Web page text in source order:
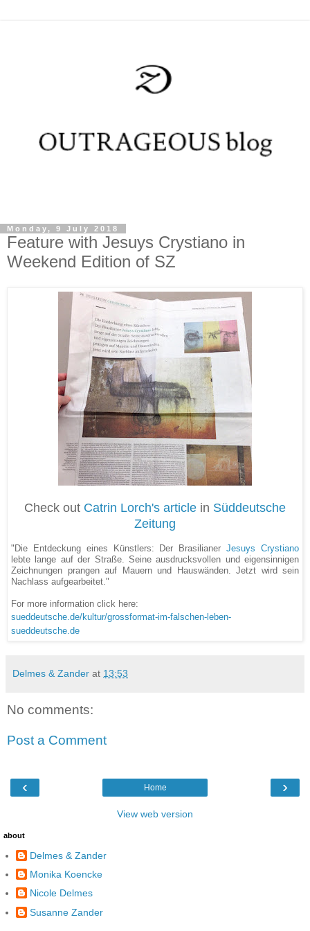
Monday, 9 July 2018
Feature with Jesuys Crystiano in
Weekend Edition of SZ
Check out Catrin Lorch's article in Süddeutsche
Zeitung
"Die Entdeckung eines Künstlers: Der BrasilianerJesuys Crystiano
lebte lange auf der Straße. Seine ausdrucksvollen und eigensinnigen
Zeichnungen prangen auf Mauern und Hauswänden. Jetzt wird sein
Nachlass aufgearbeitet."
For more information click here:
sueddeutsche.de/kultur/grossformat-im-falschen-leben-
sueddeutsche.de
Delmes & Zander at 13:53
No comments:
Post a Comment
‹ ›
Home
View web version
about
Delmes & Zander
Monika Koencke
Nicole Delmes
Susanne Zander